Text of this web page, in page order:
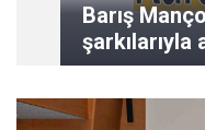
Barış
şarkılarıyla